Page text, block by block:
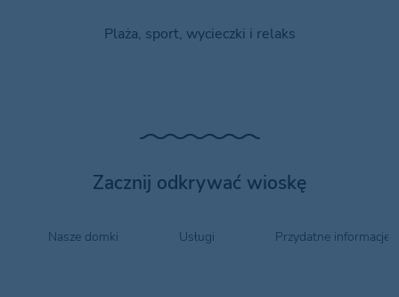
Plaża, sport, wycieczki i relaks
Zacznij odkrywać wioskę
Nasze domki Usługi Przydatne informacje